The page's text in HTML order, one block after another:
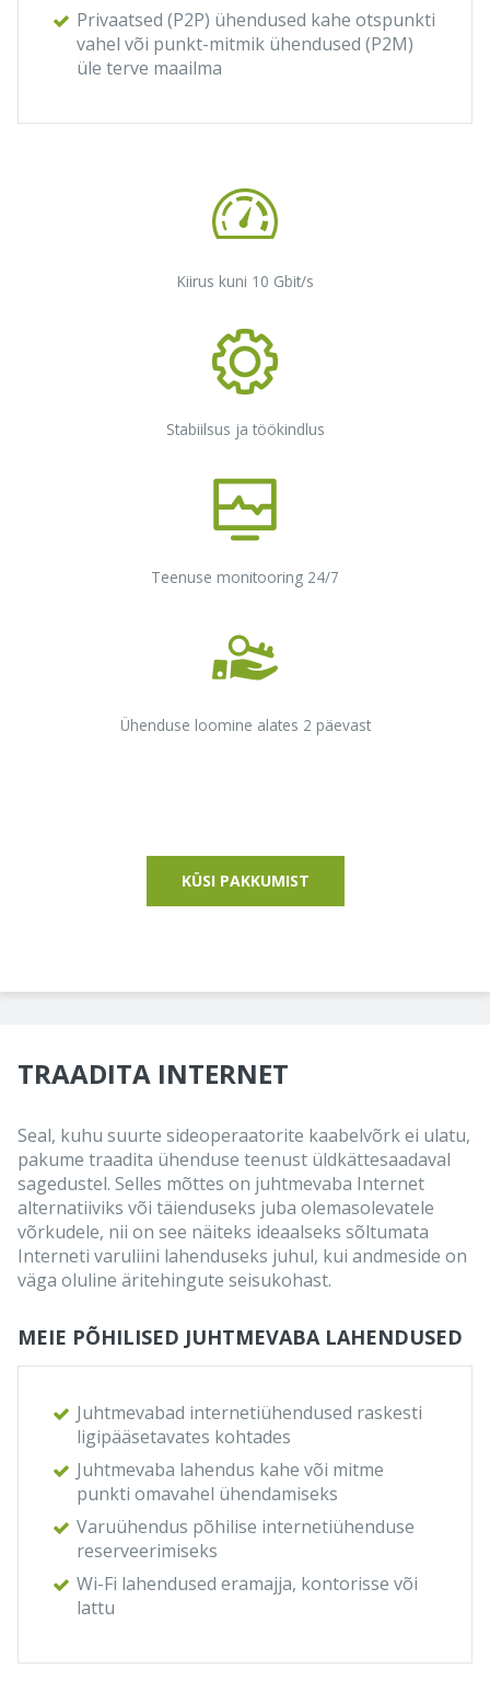
Privaatsed (P2P) ühendused kahe otspunkti
vahel või punkt-mitmik ühendused (P2M)
üle terve maailma
Kiirus kuni 10 Gbit/s
Stabiilsus ja töökindlus
Teenuse monitooring 24/7
Ühenduse loomine alates 2 päevast
KÜSI PAKKUMIST
TRAADITA INTERNET
Seal, kuhu suurte sideoperaatorite kaabelvõrk ei ulatu,
pakume traadita ühenduse teenust üldkättesaadaval
sagedustel. Selles mõttes on juhtmevaba Internet
alternatiiviks või täienduseks juba olemasolevatele
võrkudele, nii on see näiteks ideaalseks sõltumata
Interneti varuliini lahenduseks juhul, kui andmeside on
väga oluline äritehingute seisukohast.
MEIE PÕHILISED JUHTMEVABA LAHENDUSED
Juhtmevabad internetiühendused raskesti
ligipääsetavates kohtades
Juhtmevaba lahendus kahe või mitme
punkti omavahel ühendamiseks
Varuühendus põhilise internetiühenduse
reserveerimiseks
Wi-Fi lahendused eramajja, kontorisse või
lattu